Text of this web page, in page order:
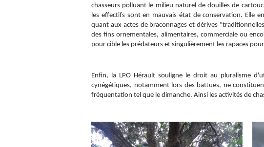
chasseurs polluant le milieu naturel de douilles de
les effectifs sont en mauvais état de conservation. Elle
quant aux actes de braconnages et dérives
des fins ornementales, alimentaires, commerciale ou
pour cible les prédateurs et singulièrement les rapaces
Enfin, la LPO Hérault souligne le droit au pluralisme
cynégétiques, notamment lors des battues, ne
fréquentation tel que le dimanche. Ainsi les activités de